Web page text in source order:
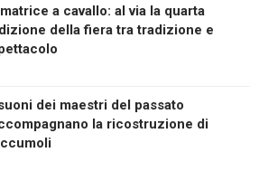
a cavallo: al via la quarta
della fiera tra tradizione e
dei maestri del passato
la ricostruzione di